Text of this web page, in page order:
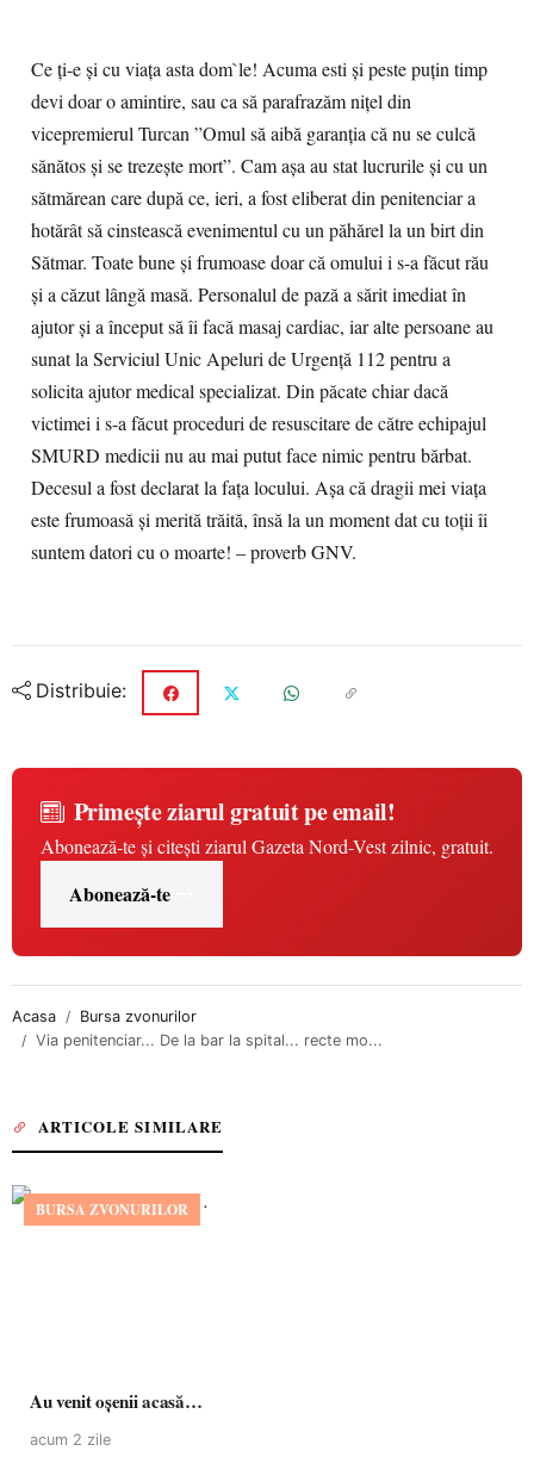
Ce ți-e și cu viața asta dom`le! Acuma esti și peste puțin timp
devi doar o amintire, sau ca să parafrazăm nițel din
vicepremierul Turcan ”Omul să aibă garanția că nu se culcă
sănătos și se trezește mort”. Cam așa au stat lucrurile și cu un
sătmărean care după ce, ieri, a fost eliberat din penitenciar a
hotărât să cinstească evenimentul cu un păhărel la un birt din
Sătmar. Toate bune și frumoase doar că omului i s-a făcut rău
și a căzut lângă masă. Personalul de pază a sărit imediat în
ajutor și a început să îi facă masaj cardiac, iar alte persoane au
sunat la Serviciul Unic Apeluri de Urgență 112 pentru a
solicita ajutor medical specializat. Din păcate chiar dacă
victimei i s-a făcut proceduri de resuscitare de către echipajul
SMURD medicii nu au mai putut face nimic pentru bărbat.
Decesul a fost declarat la fața locului. Așa că dragii mei viața
este frumoasă și merită trăită, însă la un moment dat cu toții îi
suntem datori cu o moarte! – proverb GNV.
Distribuie:
Primește ziarul gratuit pe email!
Abonează-te și citești ziarul Gazeta Nord-Vest zilnic, gratuit.
Abonează-te
Acasa
Bursa zvonurilor
Via penitenciar... De la bar la spital... recte mo...
ARTICOLE SIMILARE
BURSA ZVONURILOR
Au venit oșenii acasă…
acum 2 zile